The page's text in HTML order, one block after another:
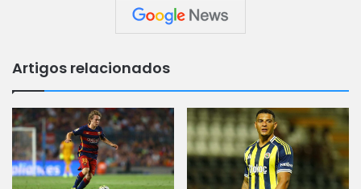
Artigos relacionados